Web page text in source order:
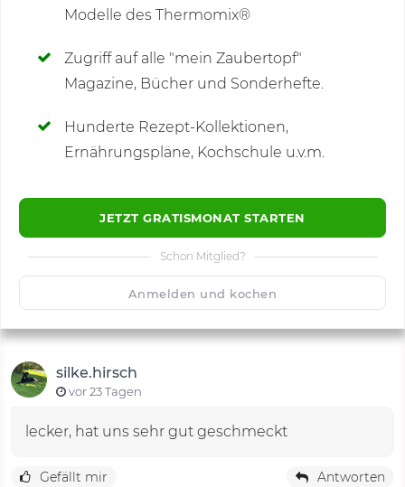
Modelle des Thermomix®
Zugriff auf alle "mein Zaubertopf"
Magazine, Bücher und Sonderhefte.
Hunderte Rezept-Kollektionen,
Ernährungspläne, Kochschule u.v.m.
JETZT GRATISMONAT STARTEN
Schon Mitglied?
Anmelden und kochen
Kommentare(2)
🙂 Speichern
silke.hirsch
vor 23 Tagen
lecker, hat uns sehr gut geschmeckt
Gefällt mir Antworten